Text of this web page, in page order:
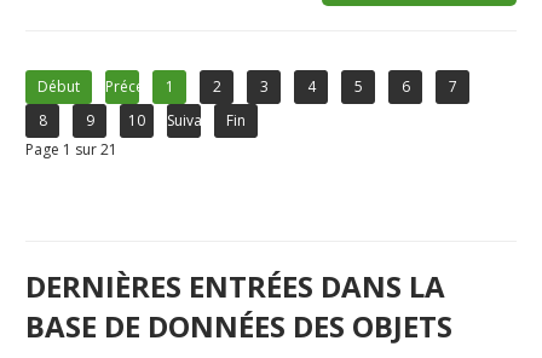
Début Précédent1 2 3 4 5 6
7
8
9 10 Suivant
Fin
Page 1 sur 21
DERNIÈRES ENTRÉES DANS LA
BASE DE DONNÉES DES OBJETS